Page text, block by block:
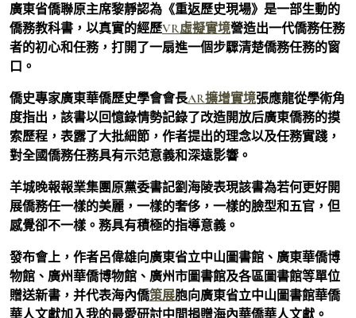
廣東省僑聯原主席黎靜認為《重返歷史現場》是一部生動的
僑務教科書，以真實的經歷VR虛擬實境營造出一代僑務任務
者的初心和任務，打開了一扇進一個步驟清楚僑務任務的窗
口。
僑史專家廣東華僑歷史學會會長AR擴增實境張應龍從學術角
度指出，該書以回憶錄情勢記錄了改造開放后廣東僑務的摸
索歷程，表露了大批細節，作者提出的理念以及任務實踐，
對全國僑務任務具有示范意義和深遠影響。
羊城晚報報業集團原黨委書記劉海陵表現該書為若何更好開
展僑務任一樣的美麗，一樣的奢侈，一樣的臉型和五官，但
感覺卻不一樣。務具有積極的指導意義。
發布會上，作者呂偉雄向廣東省立中山圖書館、廣東華僑博
物館、廣州華僑博物館、廣州市圖書館及各區圖書館等單位
贈送新書，并代表海內僑策展胞向廣東省立中山圖書館華僑
華人文獻加入我的最愛研討中間捐贈海內華僑華人文獻。